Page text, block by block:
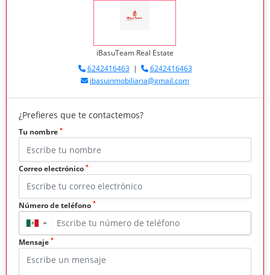
iBasuTeam Real Estate
6242416463|
6242416463
ibasuinmobiliaria@gmail.com
¿Prefieres que te contactemos?
Tu nombre *
Correo electrónico *
Número de teléfono *
▼
Mensaje *